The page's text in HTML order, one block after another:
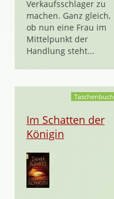
Verkaufsschlager zu
machen. Ganz gleich,
ob nun eine Frau im
Mittelpunkt der
Handlung steht...
Taschenbuch
Im Schatten der
Königin